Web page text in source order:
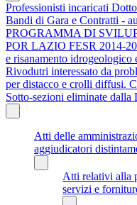
Professionisti incaricati
Bandi di Gara e Contratti -
PROGRAMMA DI
POR LAZIO FESR 2014-
e risanamento idrogeologico
Rivodutri interessato da
per distacco e crolli diffusi.
Sotto-sezioni eliminate
Atti delle
aggiudicatori
Atti relativi alla
servizi e